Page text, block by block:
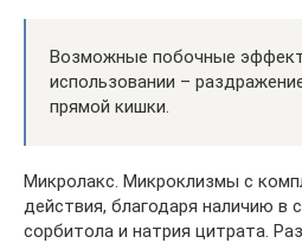
Возможные побочные
использовании –
прямой кишки.
Микролакс. Микроклизмы с
действия, благодаря наличию в
сорбитола и натрия цитрата.